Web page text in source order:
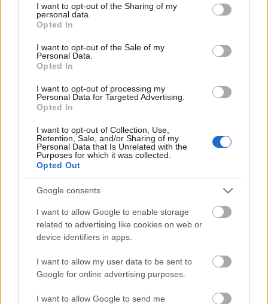
not limited to your visit or usage behaviour. You may click to
grant or deny consent to Google and its third-party tags to
use your data for below specified purposes in below Google
consent section.
I want to opt-out of the Sharing of my
personal data.
Opted In
I want to opt-out of the Sale of my
Personal Data.
Opted In
I want to opt-out of processing my
Personal Data for Targeted Advertising.
Opted In
I want to opt-out of Collection, Use,
Retention, Sale, and/or Sharing of my
Personal Data that Is Unrelated with the
Purposes for which it was collected.
Opted Out
Google consents
I want to allow Google to enable storage
related to advertising like cookies on web or
device identifiers in apps.
I want to allow my user data to be sent to
Google for online advertising purposes.
I want to allow Google to send me
másodfokúra csökken a riasztás
HIRDETÉS
Paks II.: Mit jelent az 5. blokk új
mérföldköve a felülvizsgálat
árnyékában?